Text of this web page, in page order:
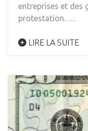
entreprises et des
protestation. …
LIRE LA SUITE